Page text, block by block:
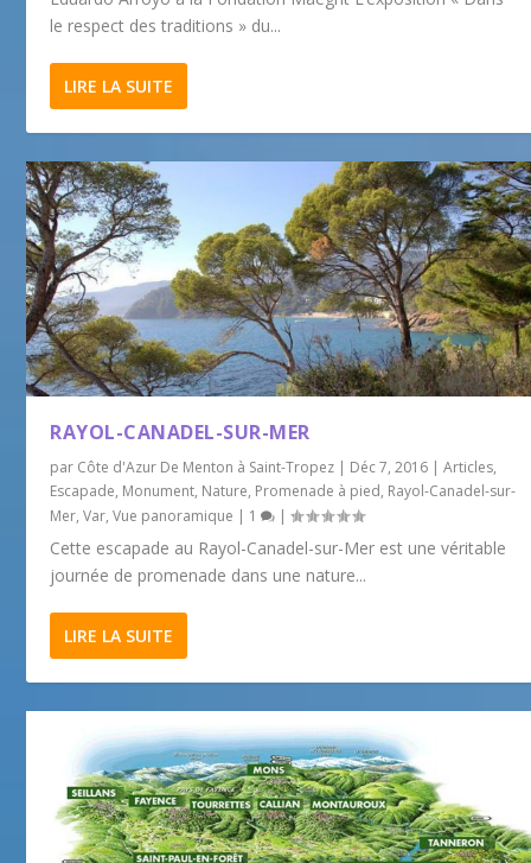
le respect des traditions » du...
LIRE LA SUITE
RAYOL-CANADEL-SUR-MER
par Côte d'Azur De Menton à Saint-Tropez | Déc 7, 2016 |Articles,
Escapade, Monument, Nature, Promenade à pied, Rayol-Canadel-sur-
Mer,Var,Vue panoramique | 1 |
Cette escapade au Rayol-Canadel-sur-Mer est une véritable
journée de promenade dans une nature...
LIRE LA SUITE